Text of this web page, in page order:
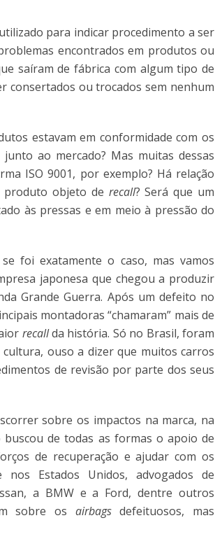
para indicar procedimento a ser
encontrados em produtos ou
saíram de fábrica com algum tipo de
consertados ou trocados sem nenhum
estavam em conformidade com os
ao mercado? Mas muitas dessas
ISO 9001, por exemplo? Há relação
produto objeto de recall? Será que um
às pressas e em meio à pressão do
foi exatamente o caso, mas vamos
japonesa que chegou a produzir
Grande Guerra. Após um defeito no
montadoras “chamaram” mais de
recallda história. Só no Brasil, foram
ouso a dizer que muitos carros
de revisão por parte dos seus
sobre os impactos na marca, na
de todas as formas o apoio de
de recuperação e ajudar com os
nos Estados Unidos, advogados de
a BMW e a Ford, dentre outros
sobre os airbagsdefeituosos, mas